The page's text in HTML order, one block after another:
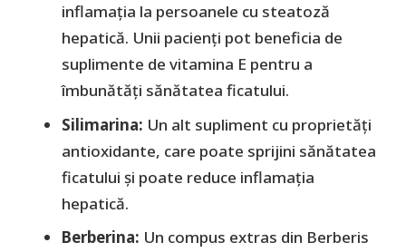
inflamația la persoanele cu steatoză
hepatică. Unii pacienți pot beneficia de
suplimente de vitamina E pentru a
îmbunătăți sănătatea ficatului.
Silimarina: Un alt supliment cu proprietăți
antioxidante, care poate sprijini sănătatea
ficatului și poate reduce inflamația
hepatică.
Berberina: Un compus extras din Berberis